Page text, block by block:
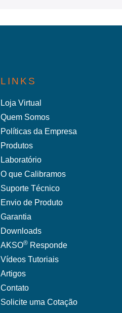
LINKS
Loja Virtual
Quem Somos
Políticas da Empresa
Produtos
Laboratório
O que Calibramos
Suporte Técnico
Envio de Produto
Garantia
Downloads
AKSO® Responde
Vídeos Tutoriais
Artigos
Contato
Solicite uma Cotação